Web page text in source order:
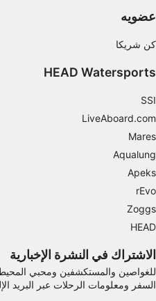
عضويه
كن شريكا
HEAD Watersports
SSI
LiveAboard.com
Mares
Aqualung
Apeks
rEvo
Zoggs
HEAD
الاشتراك في النشرة الإخبارية
للغواصين والمستكشفين ومحبي
السفر ومعلومات الرحلات عبر البريد